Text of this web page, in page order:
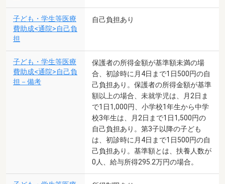
子ども・学生等医療
費助成<通院>自己負
担
自己負担あり
子ども・学生等医療
費助成<通院>自己負
担－備考
保護者の所得金額が基準額未満の場
合、初診時に月4日まで1日500円の自
己負担あり。保護者の所得金額が基準
額以上の場合、未就学児は、月2日ま
で1日1,000円、小学校1年生から中学
校3年生は、月2日まで1日1,500円の
自己負担あり。第3子以降の子ども
は、初診時に月4日まで1日500円の自
己負担あり。基準額とは、扶養人数が
0人、給与所得295.2万円の場合。